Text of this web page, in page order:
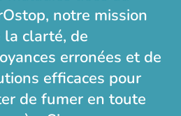
notre mission
la clarté, de
erronées et de
efficaces pour
de fumer en toute